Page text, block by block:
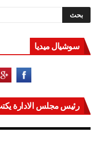
سوشيال ميديا
رئيس مجلس الادارة يكتب
مصر تعيد للعالم اتزانه